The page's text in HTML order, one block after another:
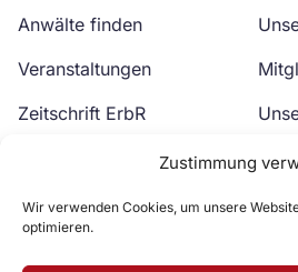
Zustimmung
Wir verwenden Cookies, um unsere
optimieren.
Anwälte finden
Veranstaltungen
Zeitschrift ErbR